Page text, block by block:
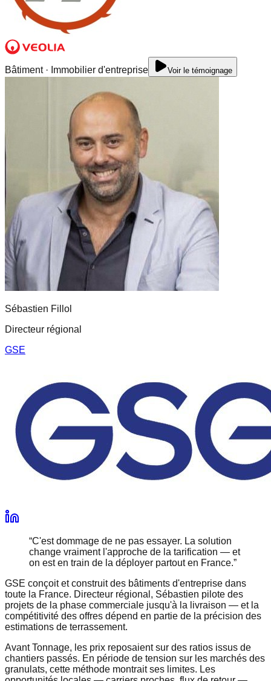
Bâtiment · Immobilier d'entreprise Voir le témoignage
Sébastien Fillol
Directeur régional
GSE
“C'est dommage de ne pas essayer. La solution
change vraiment l'approche de la tarification — et
on est en train de la déployer partout en France.”
GSE conçoit et construit des bâtiments d'entreprise dans
toute la France. Directeur régional, Sébastien pilote des
projets de la phase commerciale jusqu'à la livraison — et la
compétitivité des offres dépend en partie de la précision des
estimations de terrassement.
Avant Tonnage, les prix reposaient sur des ratios issus de
chantiers passés. En période de tension sur les marchés des
granulats, cette méthode montrait ses limites. Les